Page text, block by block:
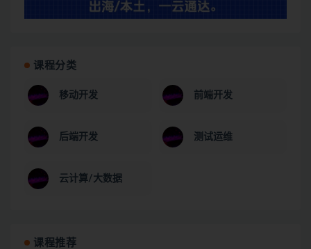
课程分类
移动开发 前端开发
后端开发 测试运维
云计算/大数据
课程推荐